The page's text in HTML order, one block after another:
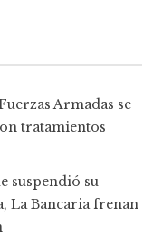
Armadas se
tratamientos
suspendió su
La Bancaria frenan